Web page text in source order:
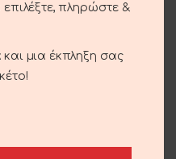
πληρώστε &
μια έκπληξη σας